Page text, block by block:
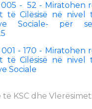
005 - 52 - Miratohen
të Cilësisë në
Sociale- për
- 170 - Miratohen
të Cilësisë në
Sociale
KSC dhe Vlerësimet: